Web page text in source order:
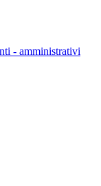
- amministrativi